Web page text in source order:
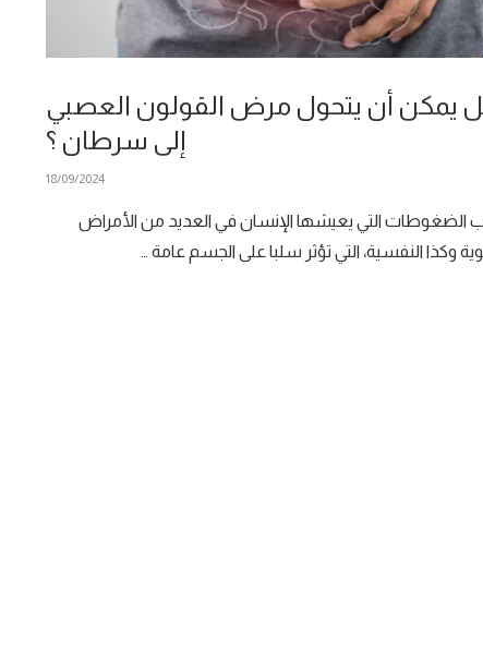
يمكن أن يتحول مرض القولون العصبي
إلى سرطان ؟
18/09/2024
الضغوطات التي يعيشها الإنسان في العديد من الأمراض
وكذا النفسية، التي تؤثر سلبا على الجسم عامة …